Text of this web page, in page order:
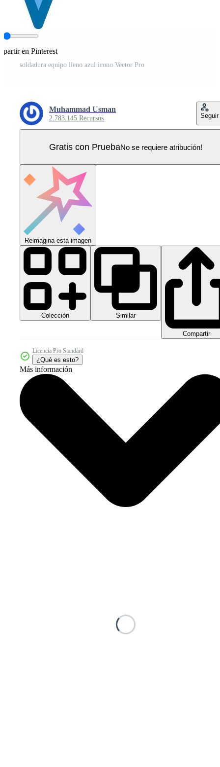
en Pinterest
soldadura equipo lleno azul icono Vector Pro
Muhammad Usman
2.783.145 Recursos Seguir
Gratis con PruebaNo se requiere atribución!
Reimagina esta imagen
Colección Similar
Compartir
Licencia Pro Standard
¿Qué es esto?
Más información